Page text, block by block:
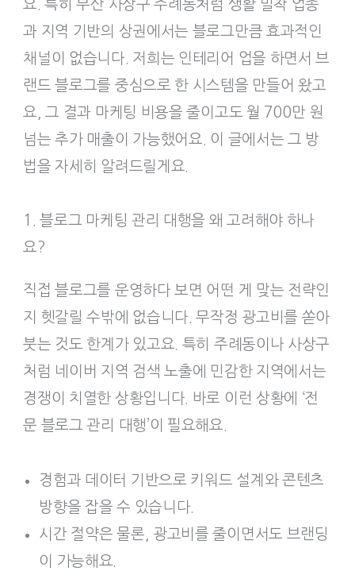
요. 특히 부산 사상구 주례동처럼 생활 밀착 업종
과 지역 기반의 상권에서는 블로그만큼 효과적인
채널이 없습니다. 저희는 인테리어 업을 하면서 브
랜드 블로그를 중심으로 한 시스템을 만들어 왔고
요, 그 결과 마케팅 비용을 줄이고도 월 700만 원
넘는 추가 매출이 가능했어요. 이 글에서는 그 방
법을 자세히 알려드릴게요.
1. 블로그 마케팅 관리 대행을 왜 고려해야 하나
요?
직접 블로그를 운영하다 보면 어떤 게 맞는 전략인
지 헷갈릴 수밖에 없습니다. 무작정 광고비를 쏟아
붓는 것도 한계가 있고요. 특히 주례동이나 사상구
처럼 네이버 지역 검색 노출에 민감한 지역에서는
경쟁이 치열한 상황입니다. 바로 이런 상황에 ‘전
문 블로그 관리 대행’이 필요해요.
경험과 데이터 기반으로 키워드 설계와 콘텐츠
방향을 잡을 수 있습니다.
시간 절약은 물론, 광고비를 줄이면서도 브랜딩
이 가능해요.